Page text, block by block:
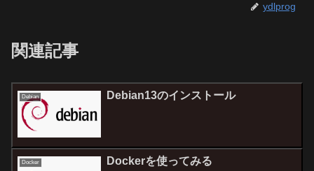
ydlprog
関連記事
Debian Debian13のインストール
Docker Dockerを使ってみる